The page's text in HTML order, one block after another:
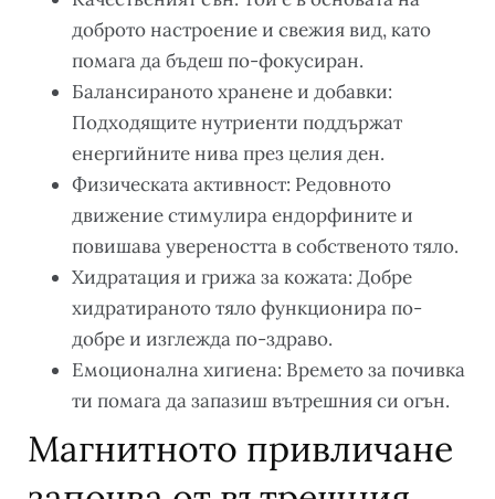
доброто настроение и свежия вид, като
помага да бъдеш по-фокусиран.
Балансираното хранене и добавки:
Подходящите нутриенти поддържат
енергийните нива през целия ден.
Физическата активност: Редовното
движение стимулира ендорфините и
повишава увереността в собственото тяло.
Хидратация и грижа за кожата: Добре
хидратираното тяло функционира по-
добре и изглежда по-здраво.
Емоционална хигиена: Времето за почивка
ти помага да запазиш вътрешния си огън.
Магнитното привличане